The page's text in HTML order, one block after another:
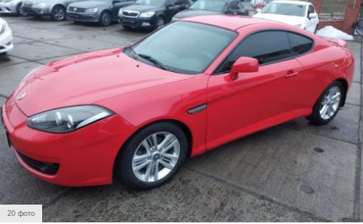
20 фото